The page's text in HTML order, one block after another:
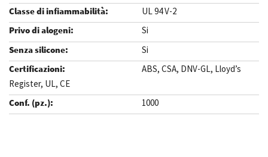
UL 94 V-2
Si
Si
ABS, CSA, DNV-GL, Lloyd’s
Register, UL, CE
1000